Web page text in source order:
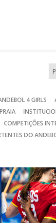
4 GIRLS
COMPETIÇÕES
DO